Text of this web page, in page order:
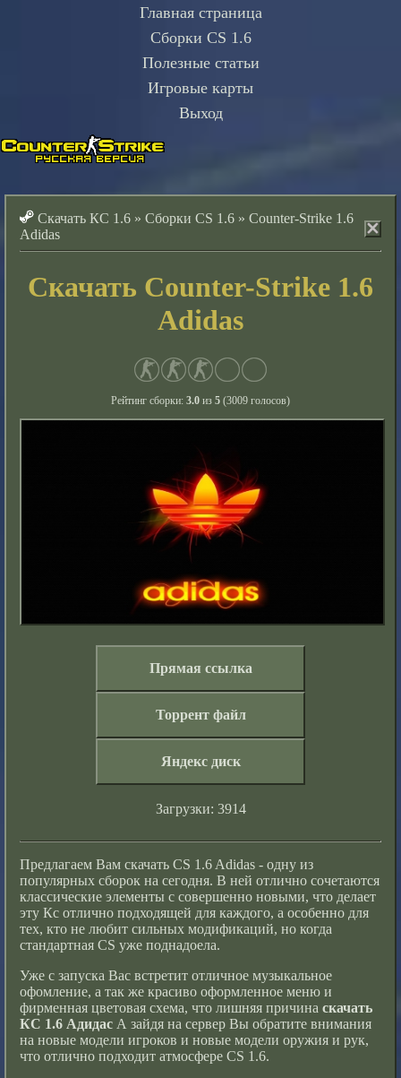
Главная страница
Сборки CS 1.6
Полезные статьи
Игровые карты
Выход
Скачать КС 1.6 »Сборки CS 1.6 »Counter-Strike 1.6
Adidas
Скачать Counter-Strike 1.6
Adidas
Рейтинг сборки: 3.0 из 5 (3009 голосов)
Прямая ссылка
Торрент файл
Яндекс диск
Загрузки: 3914
Предлагаем Вамскачать CS 1.6 Adidas - одну из
популярных сборок на сегодня. В ней отлично сочетаются
классические элементы с совершенно новыми, что делает
эту Кс отлично подходящей для каждого, а особенно для
тех, кто не любит сильных модификаций, но когда
стандартная CS уже поднадоела.
Уже с запуска Вас встретит отличное музыкальное
офомление, а так же красиво оформленное меню и
фирменная цветовая схема, что лишняя причинаскачать
КС 1.6 Адидас А зайдя на сервер Вы обратите внимания
на новые модели игроков и новые модели оружия и рук,
что отлично подходит атмосфере CS 1.6.